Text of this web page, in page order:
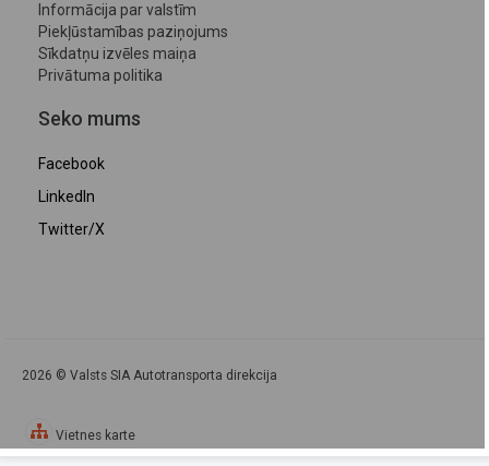
Informācija par valstīm
Piekļūstamības paziņojums
Sīkdatņu izvēles maiņa
Privātuma politika
Seko mums
Facebook
LinkedIn
Twitter/X
2026 © Valsts SIA Autotransporta direkcija
Vietnes karte